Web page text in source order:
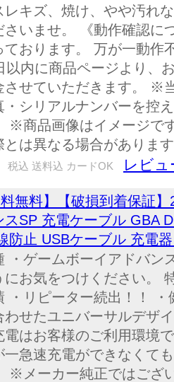
レキズ、焼け、やや汚れ
さいませ。 《動作確認に
ております。 万が一動作
以内に商品ページより、
させていただきます。 ※
・シリアルナンバーを控
※商品画像はイメージで
とは異なる場合がありま
税込 送料込 カードOK レビュ
料無料】【破損到着保証
スSP 充電ケーブル GBA
防止 USBケーブル 充電
・ゲームボーイアドバン
にお気をつけください。
・リピーター続出！！
わせたユニバーサルデザ
はお客様のご利用環境
一急速充電ができなくて
※メーカー純正ではござ